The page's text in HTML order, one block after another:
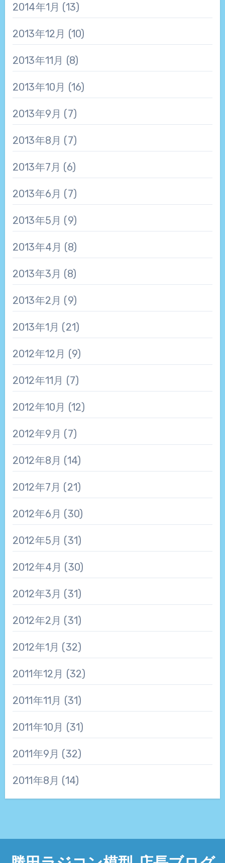
2014年1月 (13)
2013年12月 (10)
2013年11月 (8)
2013年10月 (16)
2013年9月 (7)
2013年8月 (7)
2013年7月 (6)
2013年6月 (7)
2013年5月 (9)
2013年4月 (8)
2013年3月 (8)
2013年2月 (9)
2013年1月 (21)
2012年12月 (9)
2012年11月 (7)
2012年10月 (12)
2012年9月 (7)
2012年8月 (14)
2012年7月 (21)
2012年6月 (30)
2012年5月 (31)
2012年4月 (30)
2012年3月 (31)
2012年2月 (31)
2012年1月 (32)
2011年12月 (32)
2011年11月 (31)
2011年10月 (31)
2011年9月 (32)
2011年8月 (14)